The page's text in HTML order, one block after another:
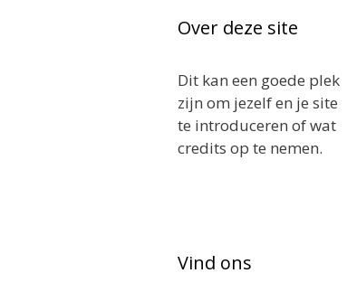
Over deze site
Dit kan een goede plek
zijn om jezelf en je site
te introduceren of wat
credits op te nemen.
Vind ons